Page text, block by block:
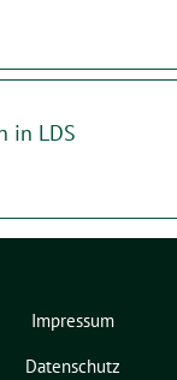
in LDS
Impressum
Datenschutz